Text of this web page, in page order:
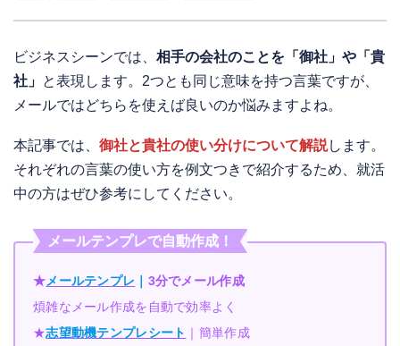
ビジネスシーンでは、 相手の会社のことを「御社」や「貴
社」 と表現します。2つとも同じ意味を持つ言葉ですが、
メールではどちらを使えば良いのか悩みますよね。
本記事では、 御社と貴社の使い分けについて解説します。
それぞれの言葉の使い方を例文つきで紹介するため、就活
中の方はぜひ参考にしてください。
メールテンプレで自動作成！
★メールテンプレ
3分でメール作成
煩雑なメール作成を自動で効率よく
★志望動機テンプレシート ｜簡単作成